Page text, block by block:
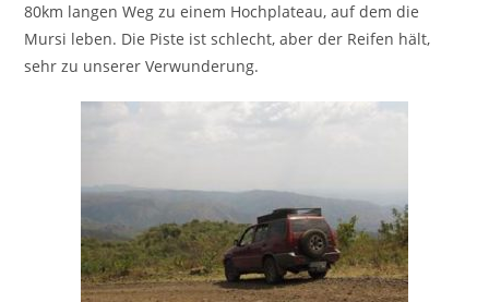
80km langen Weg zu einem Hochplateau, auf dem die
Mursi leben. Die Piste ist schlecht, aber der Reifen hält,
sehr zu unserer Verwunderung.